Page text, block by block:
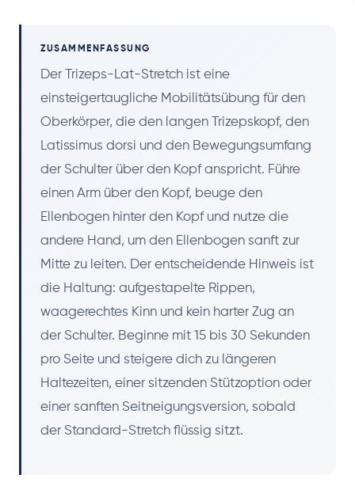
ZUSAMMENFASSUNG
Der Trizeps-Lat-Stretch ist eine
einsteigertaugliche Mobilitätsübung für den
Oberkörper, die den langen Trizepskopf, den
Latissimus dorsi und den Bewegungsumfang
der Schulter über den Kopf anspricht. Führe
einen Arm über den Kopf, beuge den
Ellenbogen hinter den Kopf und nutze die
andere Hand, um den Ellenbogen sanft zur
Mitte zu leiten. Der entscheidende Hinweis ist
die Haltung: aufgestapelte Rippen,
waagerechtes Kinn und kein harter Zug an
der Schulter. Beginne mit 15 bis 30 Sekunden
pro Seite und steigere dich zu längeren
Haltezeiten, einer sitzenden Stützoption oder
einer sanften Seitneigungsversion, sobald
der Standard-Stretch flüssig sitzt.